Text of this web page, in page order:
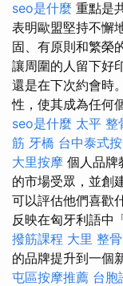
seo是什麼 重點是
表明歐盟堅持不懈
固、有原則和繁榮
讓周圍的人留下好
還是在下次約會時
性，使其成為任何
seo是什麼 太平 整
筋 牙橋 台中泰式
大里按摩 個人品牌
的市場受眾，並創
可以評估他們喜歡
反映在匈牙利語中
撥筋課程 大里 整骨
的品牌提升到一個
屯區按摩推薦 台胞